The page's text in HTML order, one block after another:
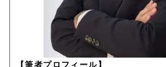
【筆者プロフィール】